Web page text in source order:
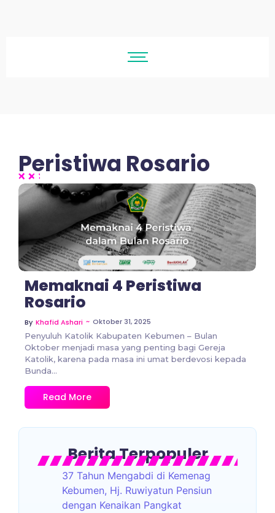
Peristiwa Rosario
No Comments
Memaknai 4 Peristiwa
Rosario
By Khafid Ashari ~ Oktober 31, 2025
Penyuluh Katolik Kabupaten Kebumen – Bulan
Oktober menjadi masa yang penting bagi Gereja
Katolik, karena pada masa ini umat berdevosi kepada
Bunda...
Read More
Berita Terpopuler
37 Tahun Mengabdi di Kemenag
Kebumen, Hj. Ruwiyatun Pensiun
dengan Kenaikan Pangkat